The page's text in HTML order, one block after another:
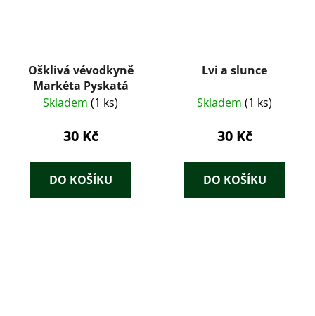
Ošklivá vévodkyně
Markéta Pyskatá
Skladem (1 ks)
30 Kč
DO KOŠÍKU
Lvi a slunce
Skladem (1 ks)
30 Kč
DO KOŠÍKU